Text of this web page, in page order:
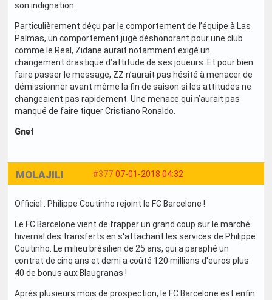
son indignation.
Particulièrement déçu par le comportement de l’équipe à Las
Palmas, un comportement jugé déshonorant pour une club
comme le Real, Zidane aurait notamment exigé un
changement drastique d’attitude de ses joueurs. Et pour bien
faire passer le message, ZZ n’aurait pas hésité à menacer de
démissionner avant même la fin de saison si les attitudes ne
changeaient pas rapidement. Une menace qui n’aurait pas
manqué de faire tiquer Cristiano Ronaldo.
Gnet
#377 07-01-2018 04:32
MOLAJILI
Officiel : Philippe Coutinho rejoint le FC Barcelone !
Le FC Barcelone vient de frapper un grand coup sur le marché
hivernal des transferts en s'attachant les services de Philippe
Coutinho. Le milieu brésilien de 25 ans, qui a paraphé un
contrat de cinq ans et demi a coûté 120 millions d'euros plus
40 de bonus aux Blaugranas !
Après plusieurs mois de prospection, le FC Barcelone est enfin